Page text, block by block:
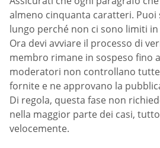
almeno cinquanta caratteri.
lungo perché non ci sono limiti
Ora devi avviare il processo di
membro rimane in sospeso fino
moderatori non controllano
fornite e ne approvano la
Di regola, questa fase non
nella maggior parte dei casi,
velocemente.